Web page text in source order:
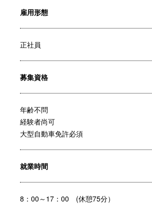
雇用形態
正社員
募集資格
年齢不問
経験者尚可
大型自動車免許必須
就業時間
8：00～17：00 (休憩75分）